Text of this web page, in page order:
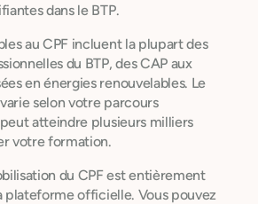
dans le BTP.
au CPF incluent la plupart des
du BTP, des CAP aux
en énergies renouvelables. Le
selon votre parcours
atteindre plusieurs milliers
votre formation.
du CPF est entièrement
plateforme officielle. Vous pouvez